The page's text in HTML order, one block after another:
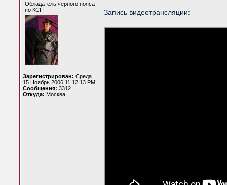
Обладатель черного пояса
по КСП
Зарегистрирован: Среда
15 Ноябрь 2006 11:12:13 PM
Сообщения: 3312
Откуда: Москва
Запись видеотрансляции: